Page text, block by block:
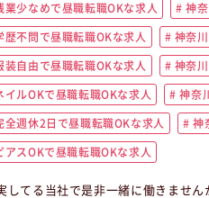
業少なめで昼職転職OKな求人 神
歴不問で昼職転職OKな求人 神奈
装自由で昼職転職OKな求人 神奈
イルOKで昼職転職OKな求人 神奈
全週休2日で昼職転職OKな求人 神
アスOKで昼職転職OKな求人
してる当社で是非一緒に働きませ